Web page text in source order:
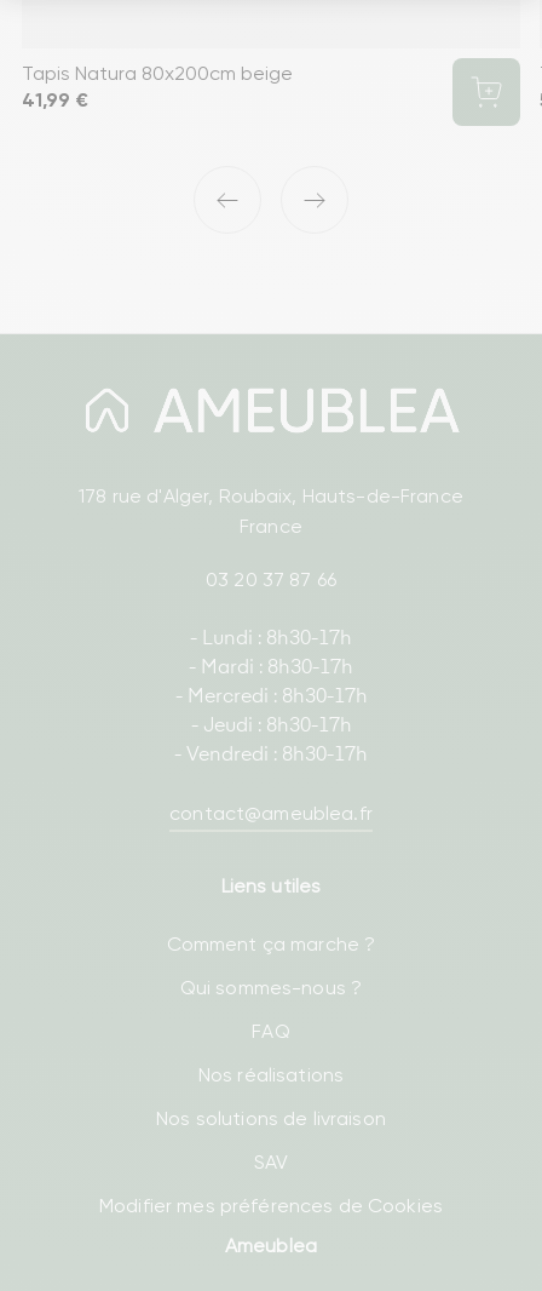
Tapis Natura 80x200cm beige
Prix
41,99 €
‹ ›
178 rue d'Alger, Roubaix, Hauts-de-France
France
03 20 37 87 66
- Lundi : 8h30-17h
- Mardi : 8h30-17h
- Mercredi : 8h30-17h
- Jeudi : 8h30-17h
- Vendredi : 8h30-17h
contact@ameublea.fr
Liens utiles
Comment ça marche ?
Qui sommes-nous ?
FAQ
Nos réalisations
Nos solutions de livraison
SAV
Modifier mes préférences de Cookies
Ameublea